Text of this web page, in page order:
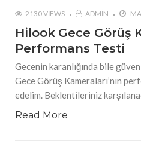
2130 VIEWS ADMIN
Hilook Gece Görüş
Performans Testi
Gecenin karanlığında bile
Gece Görüş Kameraları’nın
edelim. Beklentileriniz
Read More